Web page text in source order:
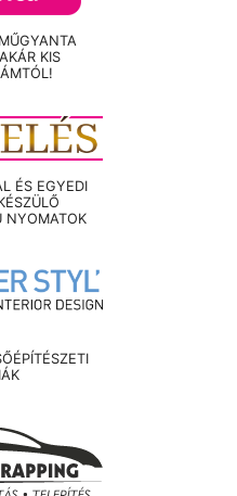
KIS
ÉS EGYEDI
NYOMATOK